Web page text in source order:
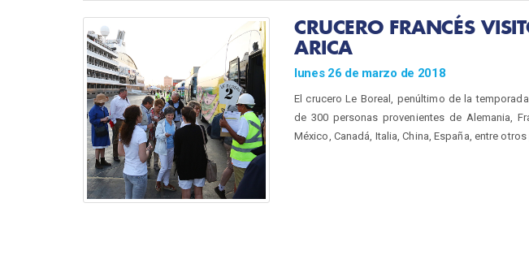
CRUCERO FRANCÉS
ARICA
lunes 26 de marzo de 2018
El crucero Le Boreal, penúltimo de la
de 300 personas provenientes de Alemania,
México, Canadá, Italia, China, España, entre otros